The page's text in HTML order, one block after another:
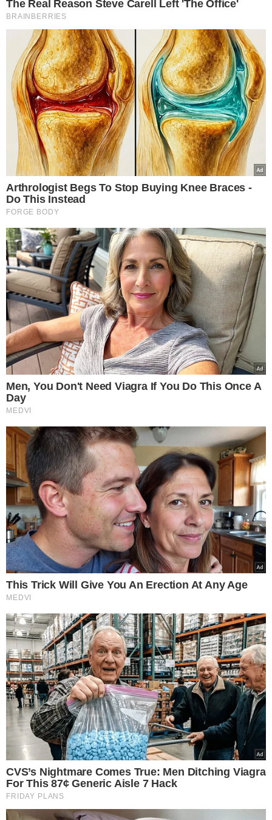
Segundo o levantamento,a taxa de participação desses
jovens no mercado de trabalho ainda não recuperou o
nível de 2019, que era de 52,7% no primeiro trimestre.
No mesmo período deste ano, a porcentagem é de
50,5%.
Esta taxa inclui jovens ocupados e desocupados que
estão em busca de emprego.
aqueles que estão fora do mercado de trabalho devido a
outras atividades, como trabalhos de cuidado ou
dedicação exclusiva aos estudos.
MERCADO INFORMAL
Em 2024, dos 14 milhões de jovens ocupados entre 14 e
24 anos, 45% (6,3 milhões) trabalham na
informalidade . Apenas cerca de 2 milhões atuam em
ocupações técnicas, culturais, ou de informática e
comunicações, que têm menor informalidade.
A maioria, aproximadamente 12 milhões, está em
ocupações de baixa qualificação ou remuneração,
incluindo trabalhadores de controle de abastecimento,
escriturários, repositores, caixas, recepcionistas,
balconistas e vendedores.
APRENDIZ E ESTAGIÁRIO EM ALTA
Entre 2011 e 2024, o número de aprendizes no Brasil
dobrou, totalizando 602 mil atualmente.Destes, 59%
não concluíram o ensino médio, o que reflete nos tipos
de postos de trabalho ocupados, muitos dos quais são
formalizados, mas não necessariamente indicativos de
uma carreira futura.
Em relação aos estagiários, seu número cresceu 37%
entre 2023 e 2024, alcançando 877 mil. A maioria atua em
empresas privadas (51%), mas uma parcela significativa
está no setor público (40%), especialmente na
administração pública (30%) e no Judiciário (7%).
Apenas 46% dos estagiários recebem bolsa-auxílio ou
salário, com valores médios variando de R$ 712 a R$
1.314, dependendo da jornada de trabalho.